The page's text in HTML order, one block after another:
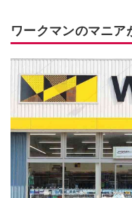
ワークマンのマニ